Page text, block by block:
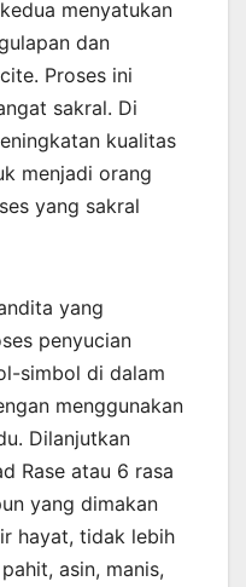
menyatukan
dan
Proses ini
sakral. Di
kualitas
menjadi orang
yang sakral
yang
penyucian
simbol di dalam
menggunakan
Dilanjutkan
Rase atau 6 rasa
yang dimakan
hayat, tidak lebih
asin, manis,